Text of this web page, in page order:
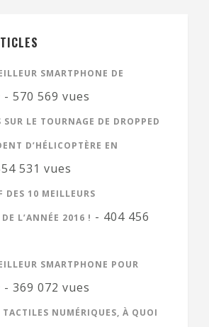
SMARTPHONE DE
- 570 569 vues
LE TOURNAGE DE DROPPED
D’HÉLICOPTÈRE EN
531 vues
DES 10 MEILLEURS
L’ANNÉE 2016 ! - 404 456
SMARTPHONE POUR
- 369 072 vues
TACTILES NUMÉRIQUES, À QUOI